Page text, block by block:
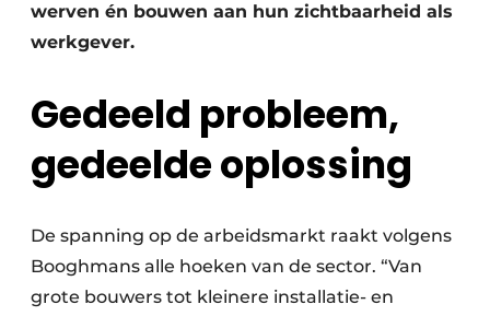
werven én bouwen aan hun zichtbaarheid als
werkgever.
Gedeeld probleem,
gedeelde oplossing
De spanning op de arbeidsmarkt raakt volgens
Booghmans alle hoeken van de sector. “Van
grote bouwers tot kleinere installatie- en